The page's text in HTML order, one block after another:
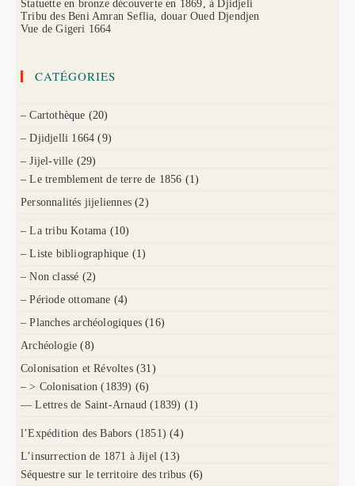
Statuette en bronze découverte en 1869, à Djidjeli
Tribu des Beni Amran Seflia, douar Oued Djendjen
Vue de Gigeri 1664
CATÉGORIES
– Cartothèque (20)
– Djidjelli 1664 (9)
– Jijel-ville (29)
– Le tremblement de terre de 1856 (1)
Personnalités jijeliennes (2)
– La tribu Kotama (10)
– Liste bibliographique (1)
– Non classé (2)
– Période ottomane (4)
– Planches archéologiques (16)
Archéologie (8)
Colonisation et Révoltes (31)
– > Colonisation (1839) (6)
— Lettres de Saint-Arnaud (1839) (1)
l’Expédition des Babors (1851) (4)
L’insurrection de 1871 à Jijel (13)
Séquestre sur le territoire des tribus (6)